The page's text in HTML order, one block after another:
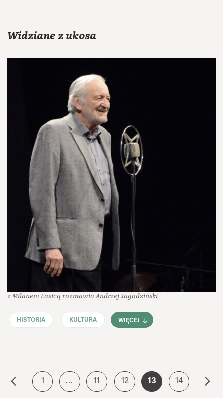
Widziane z ukosa
z Milanem Lasicą rozmawia Andrzej Jagodziński
HISTORIA KULTURA WIĘCEJ
1 … 11 12 13 14